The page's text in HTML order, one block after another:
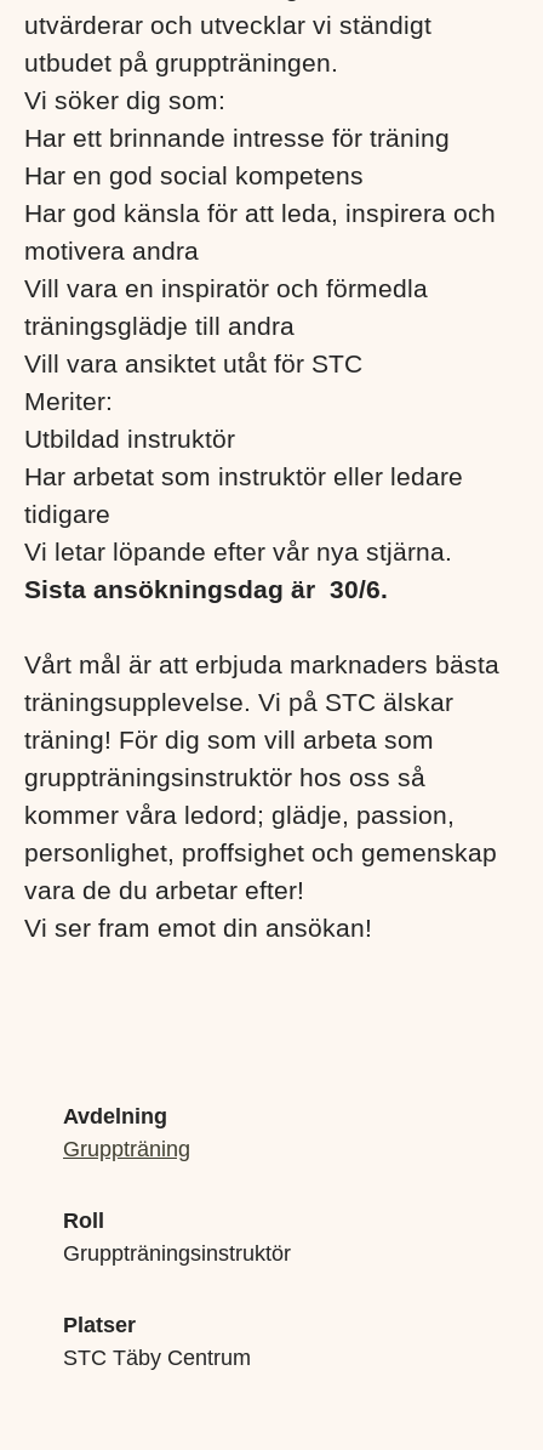
utvärderar och utvecklar vi ständigt
utbudet på gruppträningen.
Vi söker dig som:
Har ett brinnande intresse för träning
Har en god social kompetens
Har god känsla för att leda, inspirera och
motivera andra
Vill vara en inspiratör och förmedla
träningsglädje till andra
Vill vara ansiktet utåt för STC
Meriter:
Utbildad instruktör
Har arbetat som instruktör eller ledare
tidigare
Vi letar löpande efter vår nya stjärna.
Sista ansökningsdag är 30/6.
Vårt mål är att erbjuda marknaders bästa
träningsupplevelse. Vi på STC älskar
träning! För dig som vill arbeta som
gruppträningsinstruktör hos oss så
kommer våra ledord; glädje, passion,
personlighet, proffsighet och gemenskap
vara de du arbetar efter!
Vi ser fram emot din ansökan!
Avdelning
Gruppträning
Roll
Gruppträningsinstruktör
Platser
STC Täby Centrum